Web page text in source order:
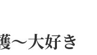
～大好き